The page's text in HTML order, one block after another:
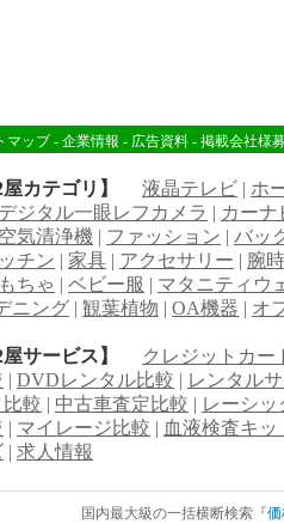
マップ- 企業情報 - 広告資料 - 掲載会社様
屋カテゴリ】 液晶テレビ | ホ
デジタル一眼レフカメラ | カーナ
空気清浄機 | ファッション | バッ
チン | 家具 | アクセサリー | 腕
ちゃ | ベビー服 | マタニティウ
ニング | 観葉植物 | OA機器 | オ
屋サービス】
クレジットカー
| DVDレンタル比較 | レンタル
比較 | 中古車査定比較 | レーシッ
| マイレージ比較 | 血液検査キッ
| 求人情報
国内最大級の一括横断検索『価